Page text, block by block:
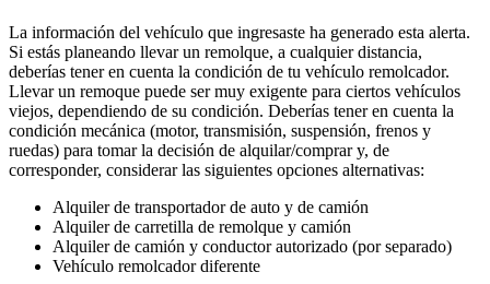
La información del vehículo que ingresaste ha generado esta alerta.
Si estás planeando llevar un remolque, a cualquier distancia,
deberías tener en cuenta la condición de tu vehículo remolcador.
Llevar un remoque puede ser muy exigente para ciertos vehículos
viejos, dependiendo de su condición. Deberías tener en cuenta la
condición mecánica (motor, transmisión, suspensión, frenos y
ruedas) para tomar la decisión de alquilar/comprar y, de
corresponder, considerar las siguientes opciones alternativas:
Alquiler de transportador de auto y de camión
Alquiler de carretilla de remolque y camión
Alquiler de camión y conductor autorizado (por separado)
Vehículo remolcador diferente